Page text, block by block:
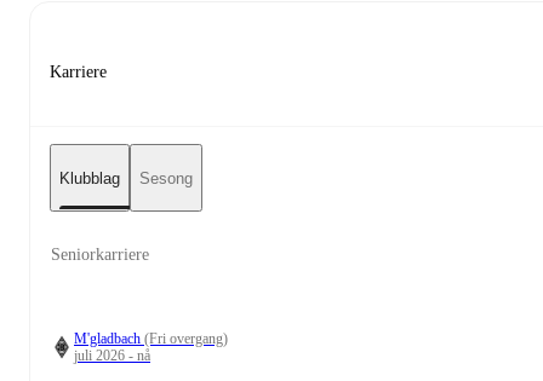
Karriere
Klubblag Sesong
Seniorkarriere
M'gladbach (Fri overgang)
juli 2026 - nå